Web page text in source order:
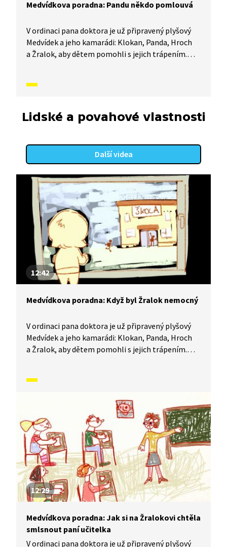
Medvídkova poradna: Pandu někdo pomlouvá
V ordinaci pana doktora je už připravený plyšový
Medvídek a jeho kamarádi: Klokan, Panda, Hroch
a Žralok, aby dětem pomohli s jejich trápením.
historkou pomáhají dětem pochopit, jak se dá
Dnes poradí Helence, jak vyzrát na pomluvy.
Lidské a povahové vlastnosti
Další videa
12:42
Medvídkova poradna: Když byl Žralok nemocný
V ordinaci pana doktora je už připravený plyšový
Medvídek a jeho kamarádi: Klokan, Panda, Hroch
a Žralok, aby dětem pomohli s jejich trápením.
historkou pomáhají dětem pochopit, jak se dá
Dnes poradí Evičce , jak se naučit žít se svou
nemocí - astmatem.
12:29
Medvídkova poradna: Jak si na Žralokovi chtěla
smlsnout paní učitelka
V ordinaci pana doktora je už připravený plyšový